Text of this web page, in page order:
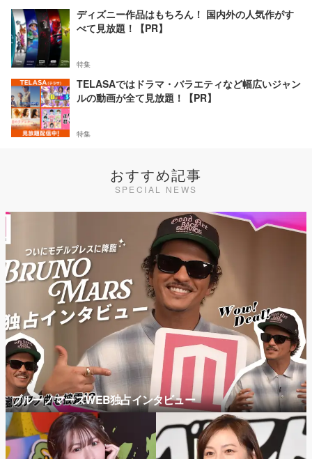
ディズニー作品はもちろん！ 国内外の人気作がす
べて見放題！【PR】
特集
TELASAではドラマ・バラエティなど幅広いジャン
ルの動画が全て見放題！【PR】
特集
おすすめ記事
SPECIAL NEWS
ブルーノマーズWEB独占インタビュー